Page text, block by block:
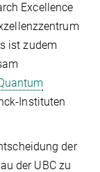
Excellence
ist zudem
Instituten
der
der UBC zu